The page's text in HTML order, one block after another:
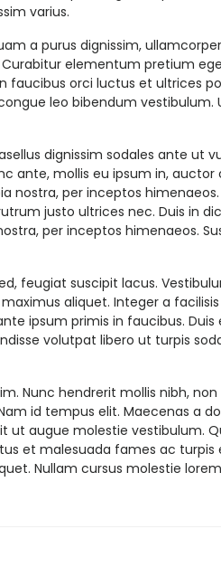
varius.
a purus dignissim,
elementum pretium
faucibus orci luctus et ultrices
leo bibendum vestibulum.
dignissim sodales ante ut
ante, mollis eu ipsum in, auctor
nostra, per inceptos
justo ultrices nec. Duis in
per inceptos himenaeos.
feugiat suscipit lacus.
aliquet. Integer a
ipsum primis in faucibus. Duis
volutpat libero ut turpis
Nunc hendrerit mollis nibh,
id tempus elit. Maecenas a
augue molestie vestibulum.
et malesuada fames ac turpis
Nullam cursus molestie